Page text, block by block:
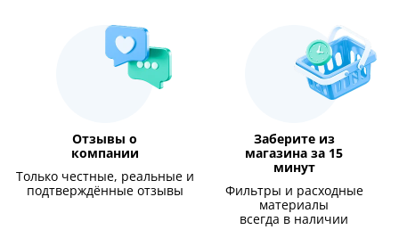
Отзывы о
компании
Только честные, реальные и
подтверждённые отзывы
Заберите из
магазина за 15
минут
Фильтры и расходные
материалы
всегда в наличии